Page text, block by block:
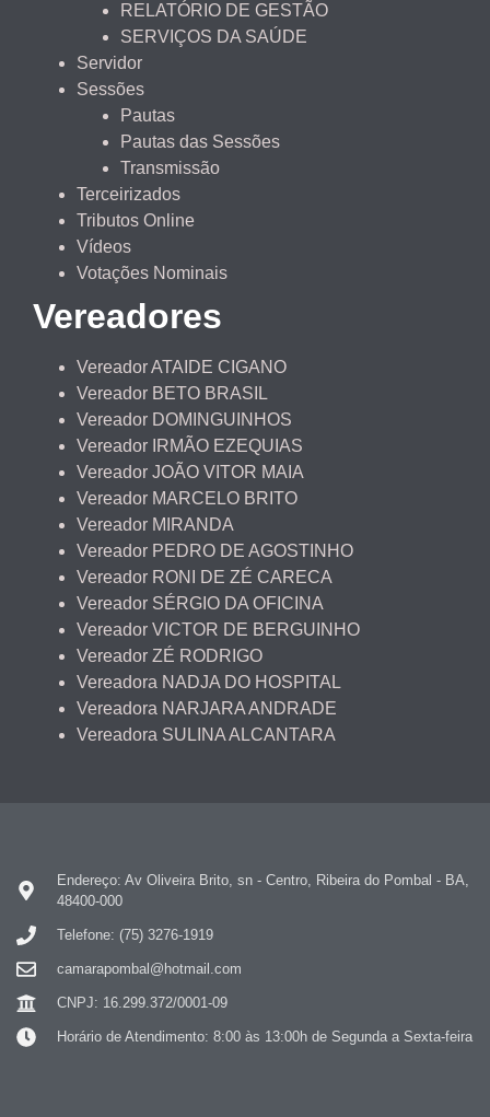
RELATÓRIO DE GESTÃO
SERVIÇOS DA SAÚDE
Servidor
Sessões
Pautas
Pautas das Sessões
Transmissão
Terceirizados
Tributos Online
Vídeos
Votações Nominais
Vereadores
Vereador ATAIDE CIGANO
Vereador BETO BRASIL
Vereador DOMINGUINHOS
Vereador IRMÃO EZEQUIAS
Vereador JOÃO VITOR MAIA
Vereador MARCELO BRITO
Vereador MIRANDA
Vereador PEDRO DE AGOSTINHO
Vereador RONI DE ZÉ CARECA
Vereador SÉRGIO DA OFICINA
Vereador VICTOR DE BERGUINHO
Vereador ZÉ RODRIGO
Vereadora NADJA DO HOSPITAL
Vereadora NARJARA ANDRADE
Vereadora SULINA ALCANTARA
Endereço: Av Oliveira Brito, sn - Centro, Ribeira do Pombal - BA,
48400-000
Telefone: (75) 3276-1919
camarapombal@hotmail.com
CNPJ: 16.299.372/0001-09
Horário de Atendimento: 8:00 às 13:00h de Segunda a Sexta-feira